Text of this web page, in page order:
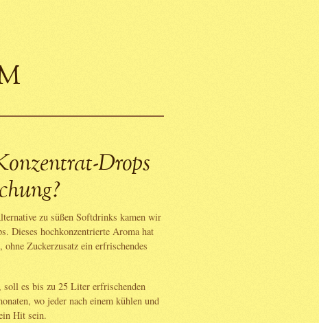
Drops
zu süßen Softdrinks kamen wir
Dieses hochkonzentrierte Aroma hat
Zuckerzusatz ein erfrischendes
es bis zu 25 Liter erfrischenden
wo jeder nach einem kühlen und
Hit sein.